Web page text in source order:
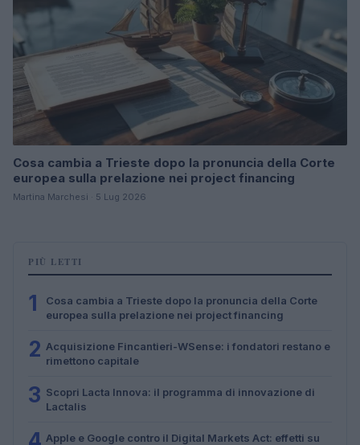
Cosa cambia a Trieste dopo la pronuncia della Corte
europea sulla prelazione nei project financing
Martina Marchesi · 5 Lug 2026
PIÙ LETTI
1
Cosa cambia a Trieste dopo la pronuncia della Corte
europea sulla prelazione nei project financing
2 Acquisizione Fincantieri-WSense: i fondatori restano e
rimettono capitale
3 Scopri Lacta Innova: il programma di innovazione di
Lactalis
Apple e Google contro il Digital Markets Act: effetti su